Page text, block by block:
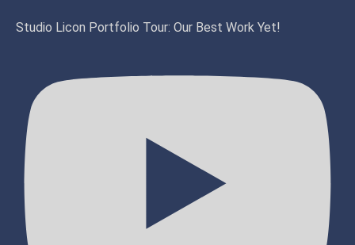
Studio Licon Portfolio Tour: Our Best Work Yet!